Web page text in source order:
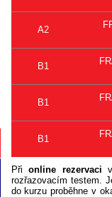
A2
B1
B1
B1
Při online rezervaci
rozřazovacím testem.
do kurzu proběhne v